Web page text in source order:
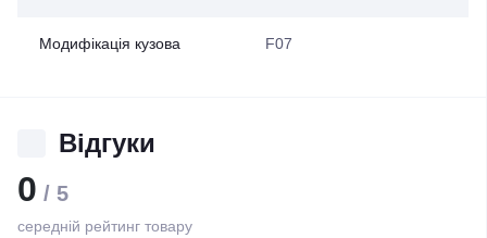
Модифікація кузова F07
Відгуки
0 / 5
середній рейтинг товару